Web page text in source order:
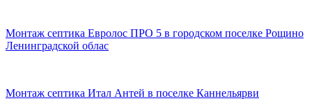
Монтаж септика Евролос ПРО 5 в городском поселке Рощино
Ленинградской облас
Монтаж септика Итал Антей в поселке Каннельярви